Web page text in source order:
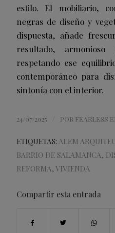
estilo. El mobiliario,
negras de diseño y
dispuesta, añade
resultado,
respetando ese
contemporáneo para
sintonía con el interior.
24/07/2025 POR FEARLESS
ETIQUETAS: ALEM
BARRIO DE SALAMANCA,
REFORMA, VIVIENDA
Compartir esta entrada